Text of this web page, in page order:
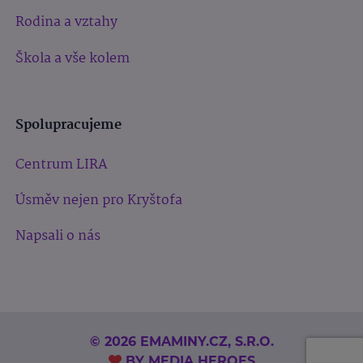
Rodina a vztahy
Škola a vše kolem
Spolupracujeme
Centrum LIRA
Úsměv nejen pro Kryštofa
Napsali o nás
© 2026 EMAMINY.CZ, S.R.O.